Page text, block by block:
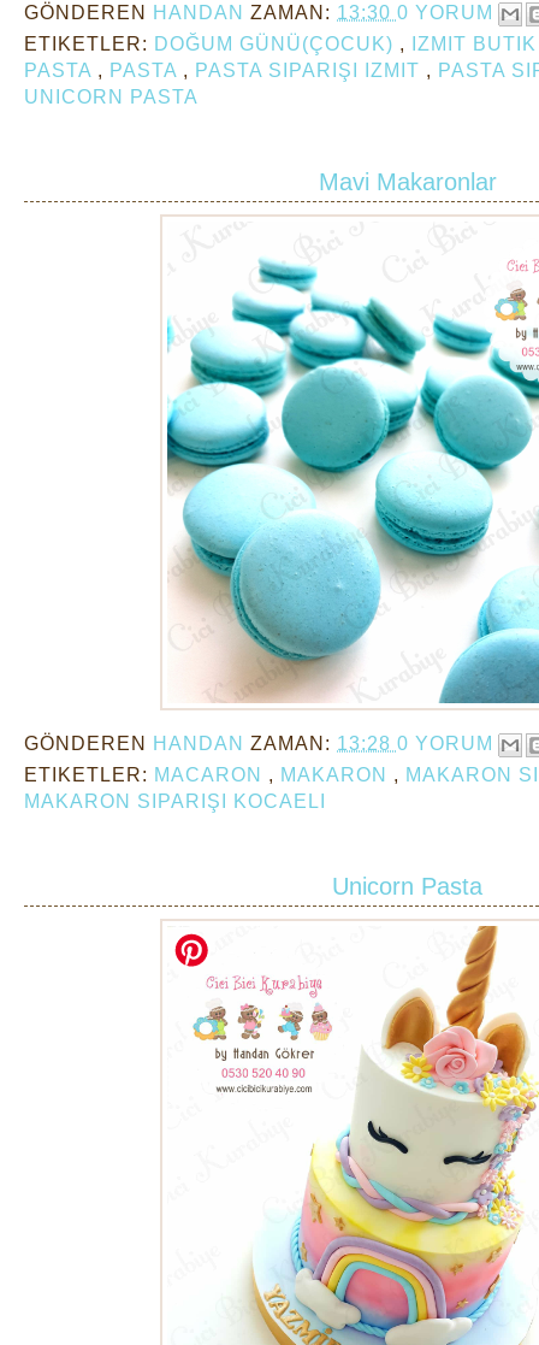
GÖNDEREN HANDAN ZAMAN: 13:30 0 YORUM
ETIKETLER: DOĞUM GÜNÜ(ÇOCUK) ,
IZMIT
PASTA , PASTA , PASTA SIPARIŞI IZMIT , PASTA
UNICORN PASTA
Mavi Makaronlar
GÖNDEREN HANDAN ZAMAN: 13:28 0 YORUM
ETIKETLER: MACARON , MAKARON , MAKARON
MAKARON SIPARIŞI KOCAELI
Unicorn Pasta